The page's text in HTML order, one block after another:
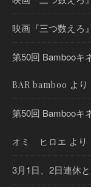
映画『三つ数えろ
第50回 Bambooキ
BAR bamboo より
第50回 Bambooキ
オミ ヒロエ より
3月1日、2日連休